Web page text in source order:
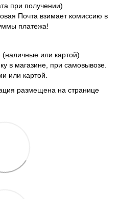
при получении)
Почта взимает комиссию в
платежа!
или картой)
в магазине, при самовывозе.
или картой.
размещена на странице